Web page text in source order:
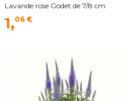
Lavande rose Godet de 7/8 cm
1,06 €